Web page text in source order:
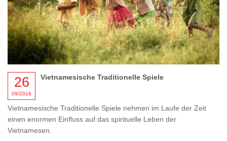
26
09/2019
Vietnamesische Traditionelle Spiele
Vietnamesische Traditionelle Spiele nehmen im Laufe der Zeit
einen enormen Einfluss auf das spirituelle Leben der
Vietnamesen.